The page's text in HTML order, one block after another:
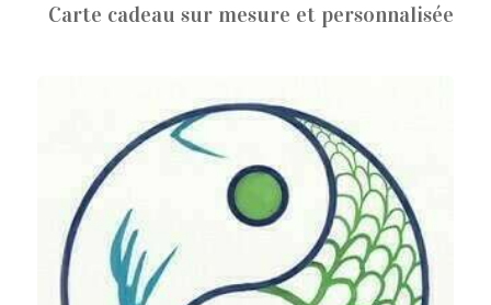
Carte cadeau sur mesure et personnalisée